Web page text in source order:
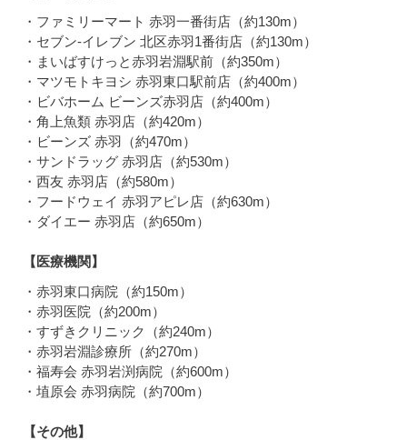
・ファミリーマート 赤羽一番街店（約130m）
・セブン-イレブン 北区赤羽1番街店（約130m）
・まいばすけっと赤羽岩淵駅前（約350m）
・マツモトキヨシ 赤羽東口駅前店（約400m）
・ビバホーム ビーンズ赤羽店（約400m）
・角上魚類 赤羽店（約420m）
・ビーンズ 赤羽（約470m）
・サンドラッグ 赤羽店（約530m）
・西友 赤羽店（約580m）
・フードウェイ 赤羽アピレ店（約630m）
・ダイエー 赤羽店（約650m）
【医療機関】
・赤羽東口病院（約150m）
・赤羽医院（約200m）
・すずきクリニック（約240m）
・赤羽岩淵診療所（約270m）
・福寿会 赤羽岩渕病院（約600m）
・埴原会 赤羽病院（約700m）
【その他】